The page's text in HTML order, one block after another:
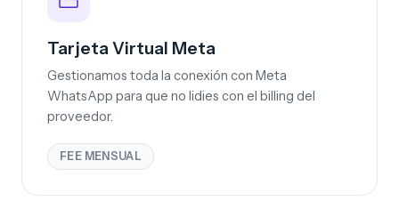
Tarjeta Virtual Meta
Gestionamos toda la conexión con Meta
WhatsApp para que no lidies con el billing del
proveedor.
FEE MENSUAL